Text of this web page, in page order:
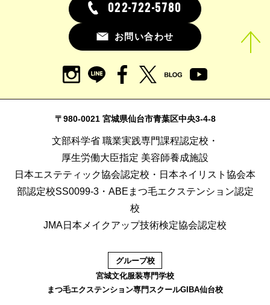
022-722-5780
お問い合わせ
〒980-0021 宮城県仙台市青葉区中央3-4-8
文部科学省 職業実践専門課程認定校・
厚生労働大臣指定 美容師養成施設
日本エステティック協会認定校・日本ネイリスト協会本
部認定校SS0099-3・ABEまつ毛エクステンション認定
校
JMA日本メイクアップ技術検定協会認定校
グループ校
宮城文化服装専門学校
まつ毛エクステンション専門スクールGIBA仙台校